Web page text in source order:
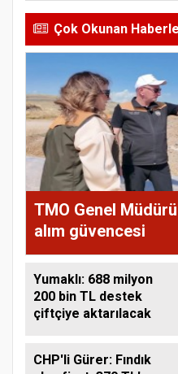
Çok Okunan
TMO Genel
alım güvencesi
Yumaklı: 688 milyon
200 bin TL destek
çiftçiye aktarılacak
CHP'li Gürer: Fındık